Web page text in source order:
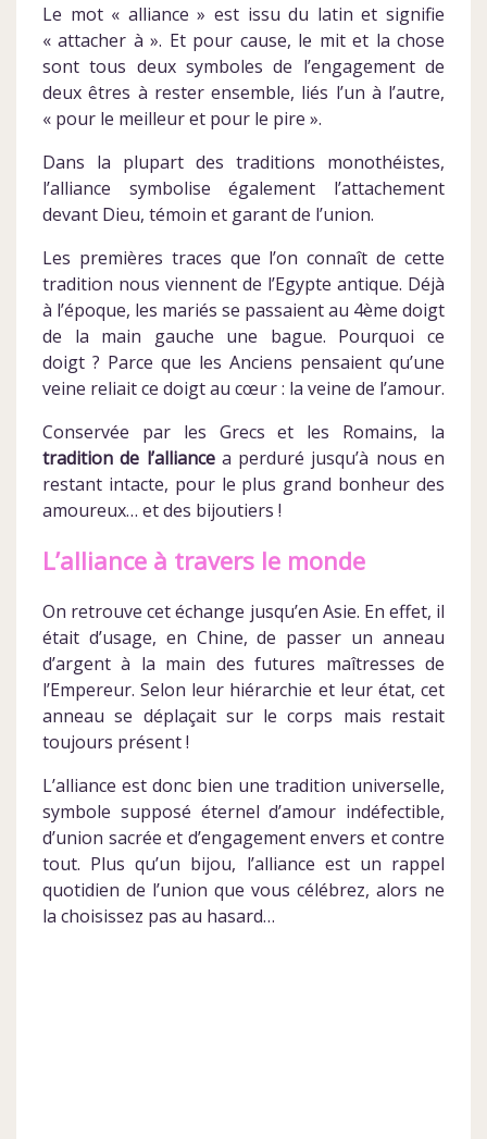
Le mot « alliance » est issu du latin et signifie
« attacher à ». Et pour cause, le mit et la chose
sont tous deux symboles de l’engagement de
deux êtres à rester ensemble, liés l’un à l’autre,
« pour le meilleur et pour le pire ».
Dans la plupart des traditions monothéistes,
l’alliance symbolise également l’attachement
devant Dieu, témoin et garant de l’union.
Les premières traces que l’on connaît de cette
tradition nous viennent de l’Egypte antique. Déjà
à l’époque, les mariés se passaient au 4ème doigt
de la main gauche une bague. Pourquoi ce
doigt ? Parce que les Anciens pensaient qu’une
veine reliait ce doigt au cœur : la veine de l’amour.
Conservée par les Grecs et les Romains, la
tradition de l’alliancea perduré jusqu’à nous en
restant intacte, pour le plus grand bonheur des
amoureux… et des bijoutiers !
L’alliance à travers le monde
On retrouve cet échange jusqu’en Asie. En effet, il
était d’usage, en Chine, de passer un anneau
d’argent à la main des futures maîtresses de
l’Empereur. Selon leur hiérarchie et leur état, cet
anneau se déplaçait sur le corps mais restait
toujours présent !
L’alliance est donc bien une tradition universelle,
symbole supposé éternel d’amour indéfectible,
d’union sacrée et d’engagement envers et contre
tout. Plus qu’un bijou, l’alliance est un rappel
quotidien de l’union que vous célébrez, alors ne
la choisissez pas au hasard…